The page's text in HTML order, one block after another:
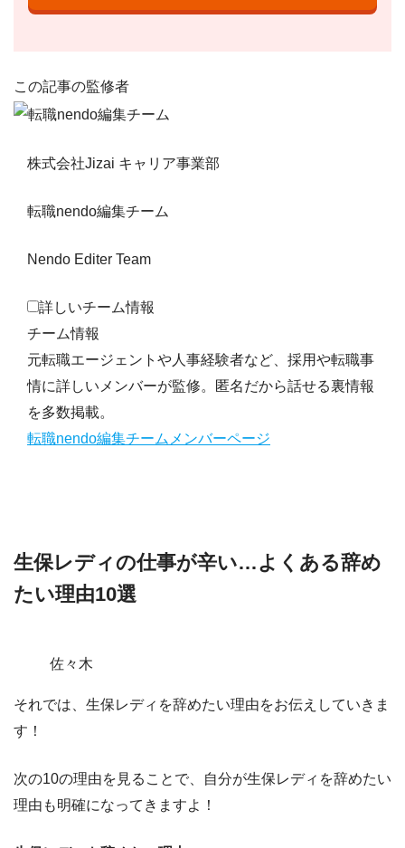
この記事の監修者
株式会社Jizai キャリア事業部
転職nendo編集チーム
Nendo Editer Team
詳しいチーム情報
チーム情報
元転職エージェントや人事経験者など、採用や転職事
情に詳しいメンバーが監修。匿名だから話せる裏情報
を多数掲載。
転職nendo編集チームメンバーページ
生保レディの仕事が辛い…よくある辞め
たい理由10選
佐々木
それでは、 生保レディを辞めたい理由をお伝えしていきま
す！
次の10の理由を見ることで、自分が生保レディを辞めたい
理由も明確になってきますよ！